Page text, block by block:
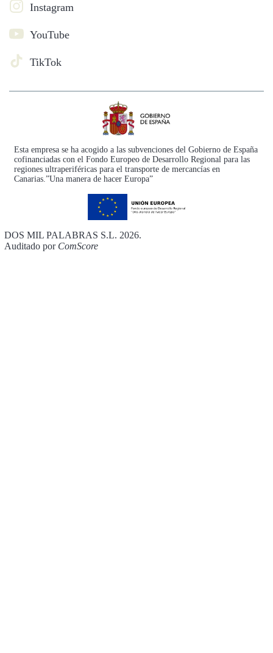
Instagram
YouTube
TikTok
Esta empresa se ha acogido a las subvenciones del Gobierno de España
cofinanciadas con el Fondo Europeo de Desarrollo Regional para las
regiones ultraperiféricas para el transporte de mercancías en
Canarias.”Una manera de hacer Europa”
DOS MIL PALABRAS S.L. 2026.
Auditado por ComScore